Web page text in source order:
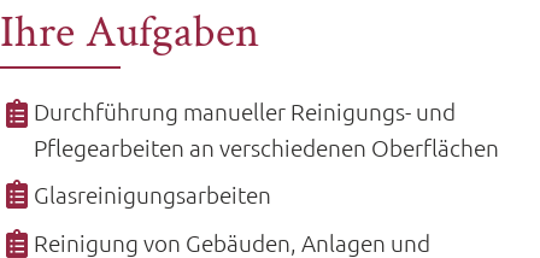
Ihre Aufgaben
Durchführung manueller Reinigungs- und
Pflegearbeiten an verschiedenen Oberflächen
Glasreinigungsarbeiten
Reinigung von Gebäuden, Anlagen und